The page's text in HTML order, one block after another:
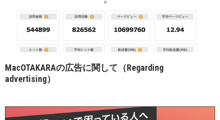
MacOTAKARAの広告に関して（Regarding
advertising）